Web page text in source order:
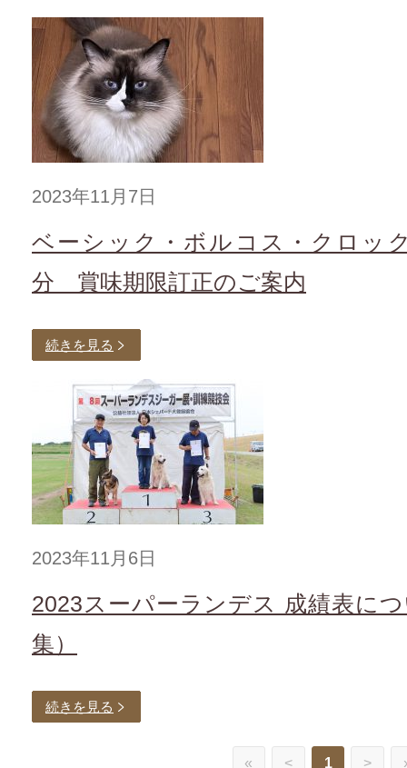
2023年11月7日
ベーシック・ボルコス・クロッ
分 賞味期限訂正のご案内
続きを見る
2023年11月6日
2023スーパーランデス 成績表に
集）
続きを見る
« < 1 >